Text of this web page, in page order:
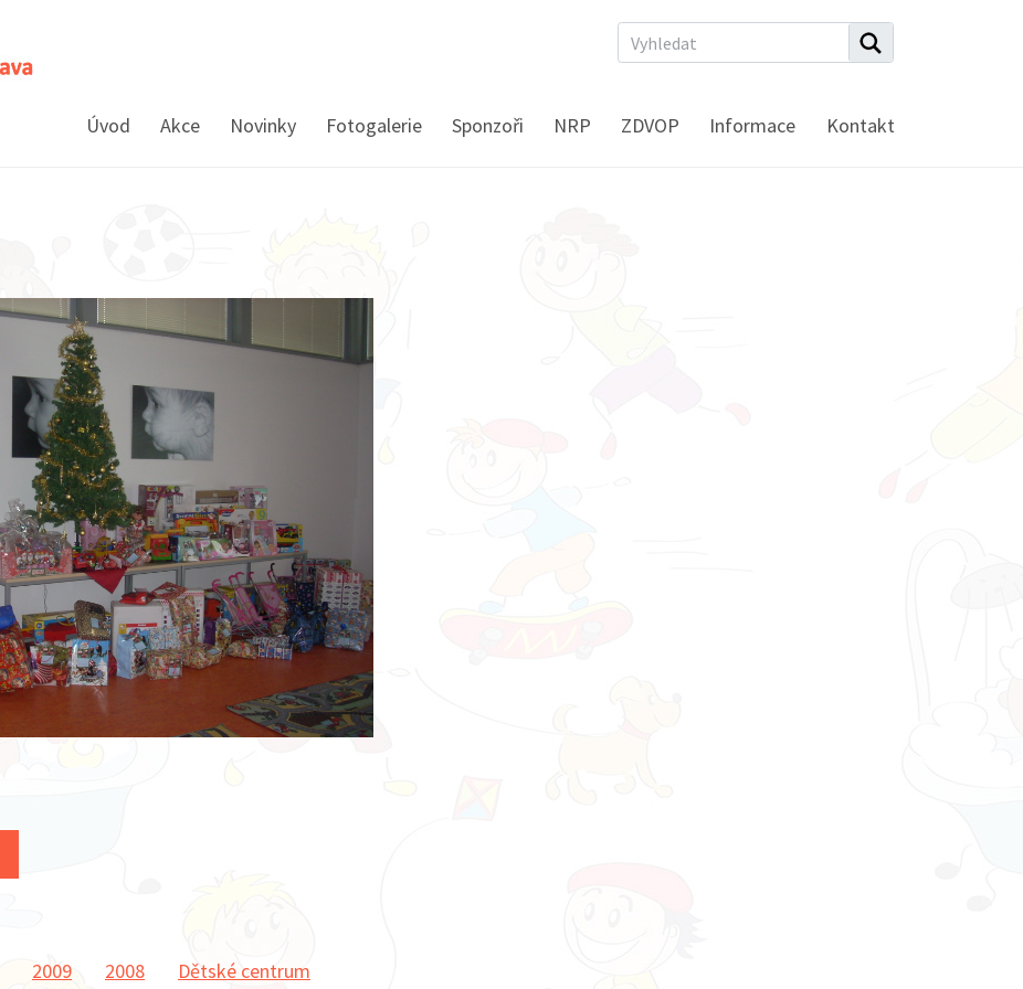
Úvod Akce Novinky Fotogalerie Sponzoři NRP ZDVOP Informace Kontakt
2009 2008 Dětské centrum